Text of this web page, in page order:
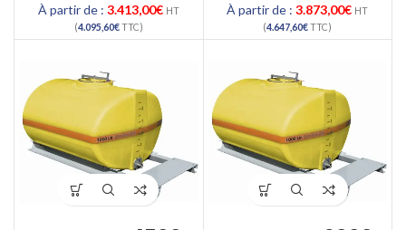
À partir de : 3.413,00€ HT
(4.095,60€TTC)
À partir de :3.873,00€ HT
(4.647,60€TTC)